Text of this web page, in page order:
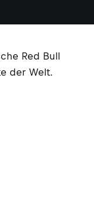
Red Bull
der Welt.